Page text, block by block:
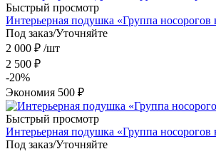
Быстрый просмотр
Интерьерная подушка «Группа носорогов
Под заказ/Уточняйте
2 000 ₽ /шт
2 500 ₽
-20%
Экономия 500 ₽
Быстрый просмотр
Интерьерная подушка «Группа носорогов
Под заказ/Уточняйте